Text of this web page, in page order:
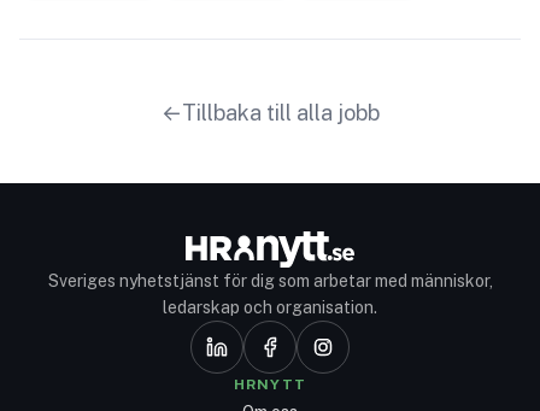
Tillbaka till alla jobb
Sveriges nyhetstjänst för dig som arbetar med människor,
ledarskap och organisation.
HRNYTT